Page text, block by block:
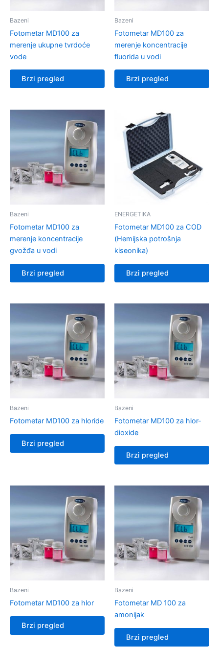
Bazeni
Fotometar MD100 za
merenje ukupne tvrdoće
vode
Brzi pregled
Bazeni
Fotometar MD100 za
merenje koncentracije
fluorida u vodi
Brzi pregled
Bazeni
Fotometar MD100 za
merenje koncentracije
gvožđa u vodi
Brzi pregled
ENERGETIKA
Fotometar MD100 za COD
(Hemijska potrošnja
kiseonika)
Brzi pregled
Bazeni
Fotometar MD100 za hloride
Brzi pregled
Bazeni
Fotometar MD100 za hlor-
dioxide
Brzi pregled
Bazeni
Fotometar MD100 za hlor
Brzi pregled
Bazeni
Fotometar MD 100 za
amonijak
Brzi pregled